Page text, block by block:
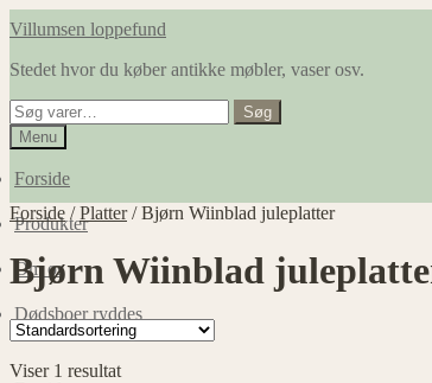
Spring
navigation
Spring
indhold
Villumsen loppefund
Stedet hvor du køber antikke møbler, vaser osv.
Søg
efter:
Søg
Menu
Forside
Produkter
Om os
Dødsboer ryddes
Forside /Platter/Bjørn Wiinblad juleplatter
Bjørn Wiinblad
Viser 1 resultat